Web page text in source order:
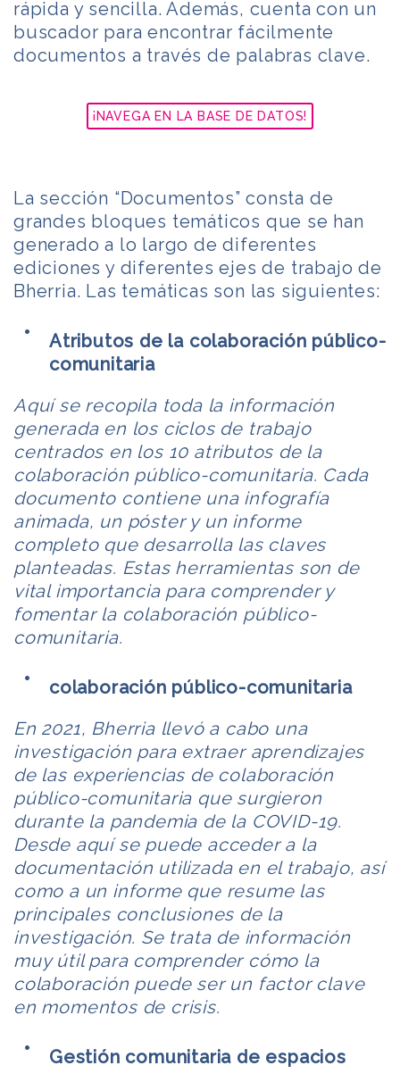
rápida y sencilla. Además, cuenta con un
buscador para encontrar fácilmente
documentos a través de palabras clave.
¡NAVEGA EN LA BASE DE DATOS!
La sección “Documentos” consta de
grandes bloques temáticos que se han
generado a lo largo de diferentes
ediciones y diferentes ejes de trabajo de
Bherria. Las temáticas son las siguientes:
Atributos de la colaboración público-
comunitaria
Aquí se recopila toda la información
generada en los ciclos de trabajo
centrados en los 10 atributos de la
colaboración público-comunitaria. Cada
documento contiene una infografía
animada, un póster y un informe
completo que desarrolla las claves
planteadas. Estas herramientas son de
vital importancia para comprender y
fomentar la colaboración público-
comunitaria.
colaboración público-comunitaria
En 2021, Bherria llevó a cabo una
investigación para extraer aprendizajes
de las experiencias de colaboración
público-comunitaria que surgieron
durante la pandemia de la COVID-19.
Desde aquí se puede acceder a la
documentación utilizada en el trabajo, así
como a un informe que resume las
principales conclusiones de la
investigación. Se trata de información
muy útil para comprender cómo la
colaboración puede ser un factor clave
en momentos de crisis.
Gestión comunitaria de espacios